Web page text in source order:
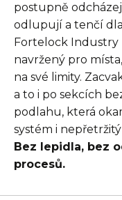
postupně
odlupují a tenčí
Fortelock Industry
navržený pro
na své limity.
a to i po sekcích
podlahu, která
systém i
Bez lepidla, bez
procesů.